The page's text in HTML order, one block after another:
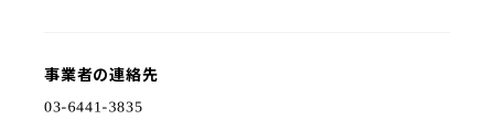
事業者の連絡先